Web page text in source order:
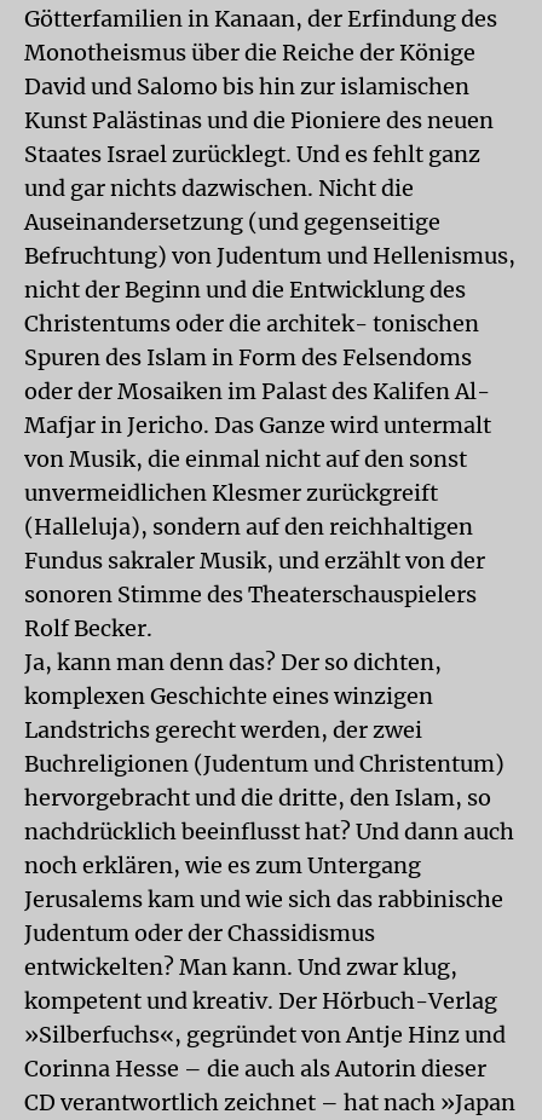
Götterfamilien in Kanaan, der Erfindung des
Monotheismus über die Reiche der Könige
David und Salomo bis hin zur islamischen
Kunst Palästinas und die Pioniere des neuen
Staates Israel zurücklegt. Und es fehlt ganz
und gar nichts dazwischen. Nicht die
Auseinandersetzung (und gegenseitige
Befruchtung) von Judentum und Hellenismus,
nicht der Beginn und die Entwicklung des
Christentums oder die architek- tonischen
Spuren des Islam in Form des Felsendoms
oder der Mosaiken im Palast des Kalifen Al-
Mafjar in Jericho. Das Ganze wird untermalt
von Musik, die einmal nicht auf den sonst
unvermeidlichen Klesmer zurückgreift
(Halleluja), sondern auf den reichhaltigen
Fundus sakraler Musik, und erzählt von der
sonoren Stimme des Theaterschauspielers
Rolf Becker.
Ja, kann man denn das? Der so dichten,
komplexen Geschichte eines winzigen
Landstrichs gerecht werden, der zwei
Buchreligionen (Judentum und Christentum)
hervorgebracht und die dritte, den Islam, so
nachdrücklich beeinflusst hat? Und dann auch
noch erklären, wie es zum Untergang
Jerusalems kam und wie sich das rabbinische
Judentum oder der Chassidismus
entwickelten? Man kann. Und zwar klug,
kompetent und kreativ. Der Hörbuch-Verlag
»Silberfuchs«, gegründet von Antje Hinz und
Corinna Hesse – die auch als Autorin dieser
CD verantwortlich zeichnet – hat nach »Japan